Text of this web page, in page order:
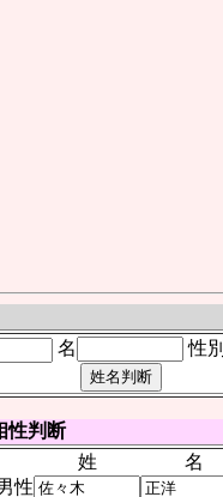
名 性別
性判断
姓
名
性